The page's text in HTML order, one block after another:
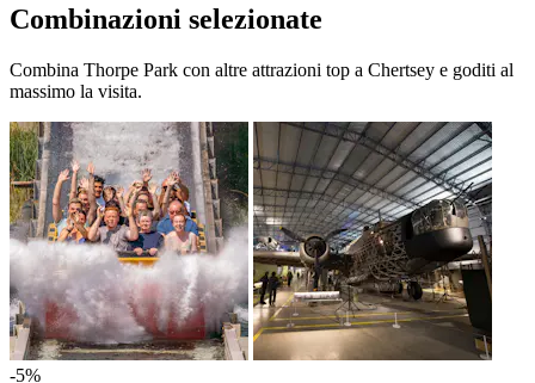
Combinazioni selezionate
Combina Thorpe Park con altre attrazioni top a Chertsey e goditi al
massimo la visita.
-5%